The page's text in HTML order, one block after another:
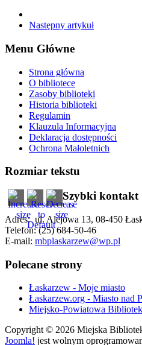
Następny artykuł
Menu Główne
Strona główna
O bibliotece
Zasoby biblioteki
Historia biblioteki
Regulamin
Klauzula Informacyjna
Deklaracja dostępności
Ochrona Małoletnich
Rozmiar tekstu
Szybki kontakt
Adres: ul. Alejowa 13, 08-450
Telefon: (25) 684-50-46
E-mail: mbplaskarzew@wp.pl
Polecane strony
Łaskarzew - Moje miasto
Łaskarzew.org - Miasto nad
Miejsko-Powiatowa
Copyright © 2026 Miejska
Joomla! jest wolnym